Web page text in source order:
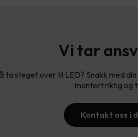
Vi tar
ta steget over til LED? Snakk med
montert riktig og
Kontakt oss i